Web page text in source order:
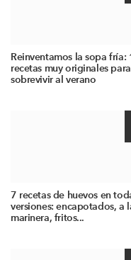
Reinventamos la sopa fría:
recetas muy originales para
sobrevivir al verano
7 recetas de huevos en
versiones: encapotados, a
marinera, fritos...